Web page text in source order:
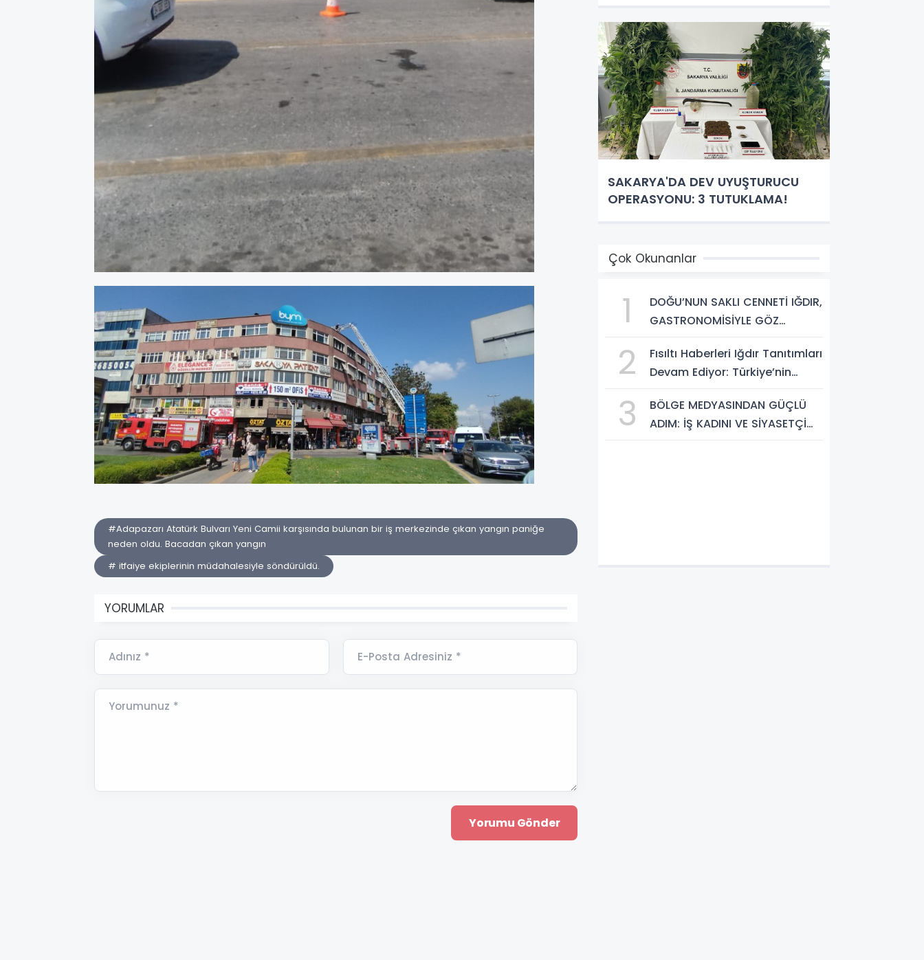
#Adapazarı Atatürk Bulvarı Yeni Camii karşısında bulunan bir iş merkezinde çıkan yangın paniğe
neden oldu. Bacadan çıkan yangın
# itfaiye ekiplerinin müdahalesiyle söndürüldü.
YORUMLAR
Adınız * E-Posta Adresiniz *
Yorumunuz *
SAKARYA'DA DEV UYUŞTURUCU
OPERASYONU: 3 TUTUKLAMA!
Çok Okunanlar
1
DOĞU’NUN SAKLI CENNETİ IĞDIR,
GASTRONOMİSİYLE GÖZ
ANADOLU KÜLTÜRÜNÜN
BULUŞMA NOKTASI
2
Fısıltı Haberleri Iğdır Tanıtımları
Devam Ediyor: Türkiye’nin
Cennetleri Keşfedilmeyi
Bekliyor
3
BÖLGE MEDYASINDAN GÜÇLÜ
ADIM: İŞ KADINI VE SİYASETÇİ